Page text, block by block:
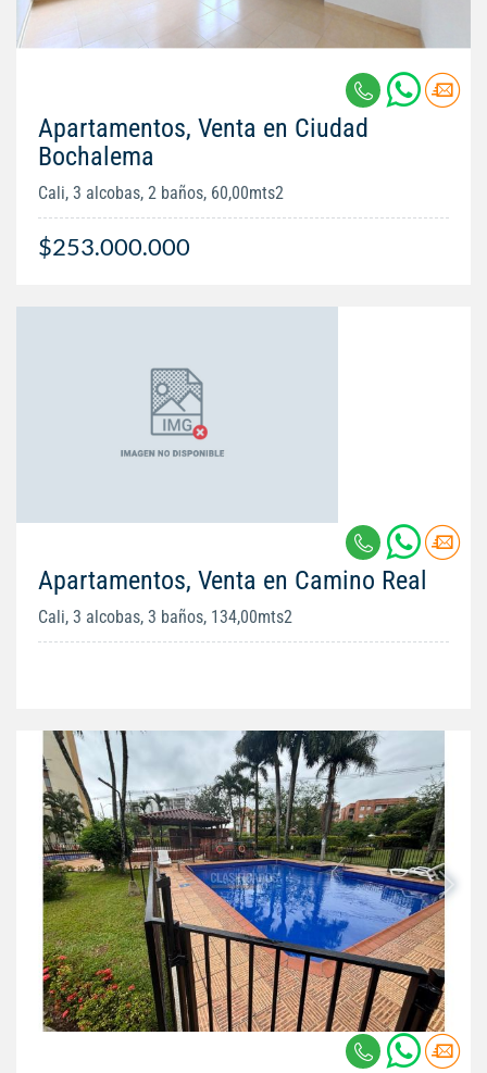
Apartamentos, Venta en Ciudad
Bochalema
Cali, 3 alcobas, 2 baños, 60,00mts2
$253.000.000
Apartamentos, Venta en Camino Real
Cali, 3 alcobas, 3 baños, 134,00mts2